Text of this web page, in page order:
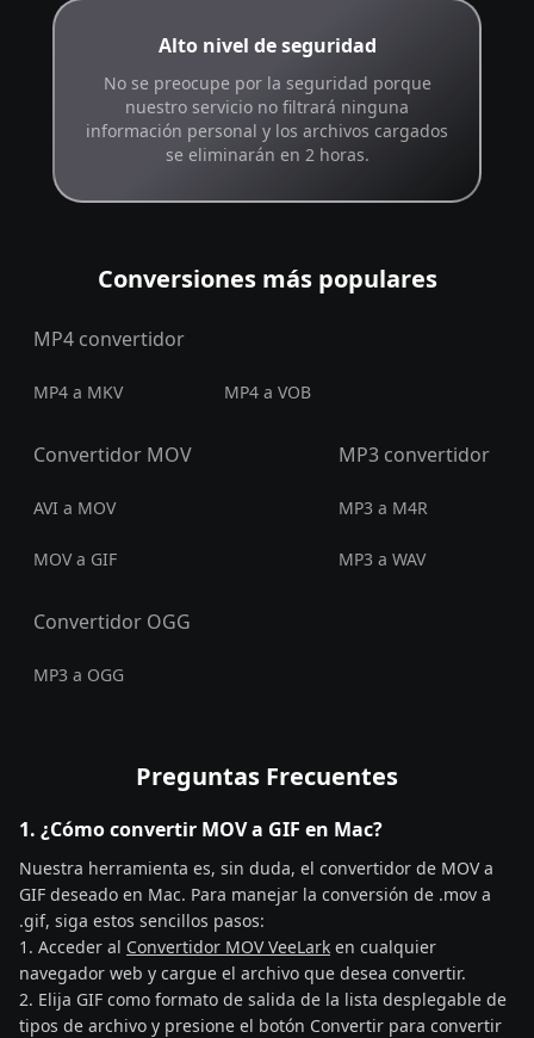
Alto nivel de seguridad
No se preocupe por la seguridad porque
nuestro servicio no filtrará ninguna
información personal y los archivos cargados
se eliminarán en 2 horas.
Conversiones más populares
MP4 convertidor
MP4 a MKV MP4 a VOB
Convertidor MOV
AVI a MOV
MOV a GIF
MP3 convertidor
MP3 a M4R
MP3 a WAV
Convertidor OGG
MP3 a OGG
Preguntas Frecuentes
1. ¿Cómo convertir MOV a GIF en Mac?
Nuestra herramienta es, sin duda, el convertidor de MOV a
GIF deseado en Mac. Para manejar la conversión de .mov a
.gif, siga estos sencillos pasos:
1. Acceder al Convertidor MOV VeeLark en cualquier
navegador web y cargue el archivo que desea convertir.
2. Elija GIF como formato de salida de la lista desplegable de
tipos de archivo y presione el botón Convertir para convertir